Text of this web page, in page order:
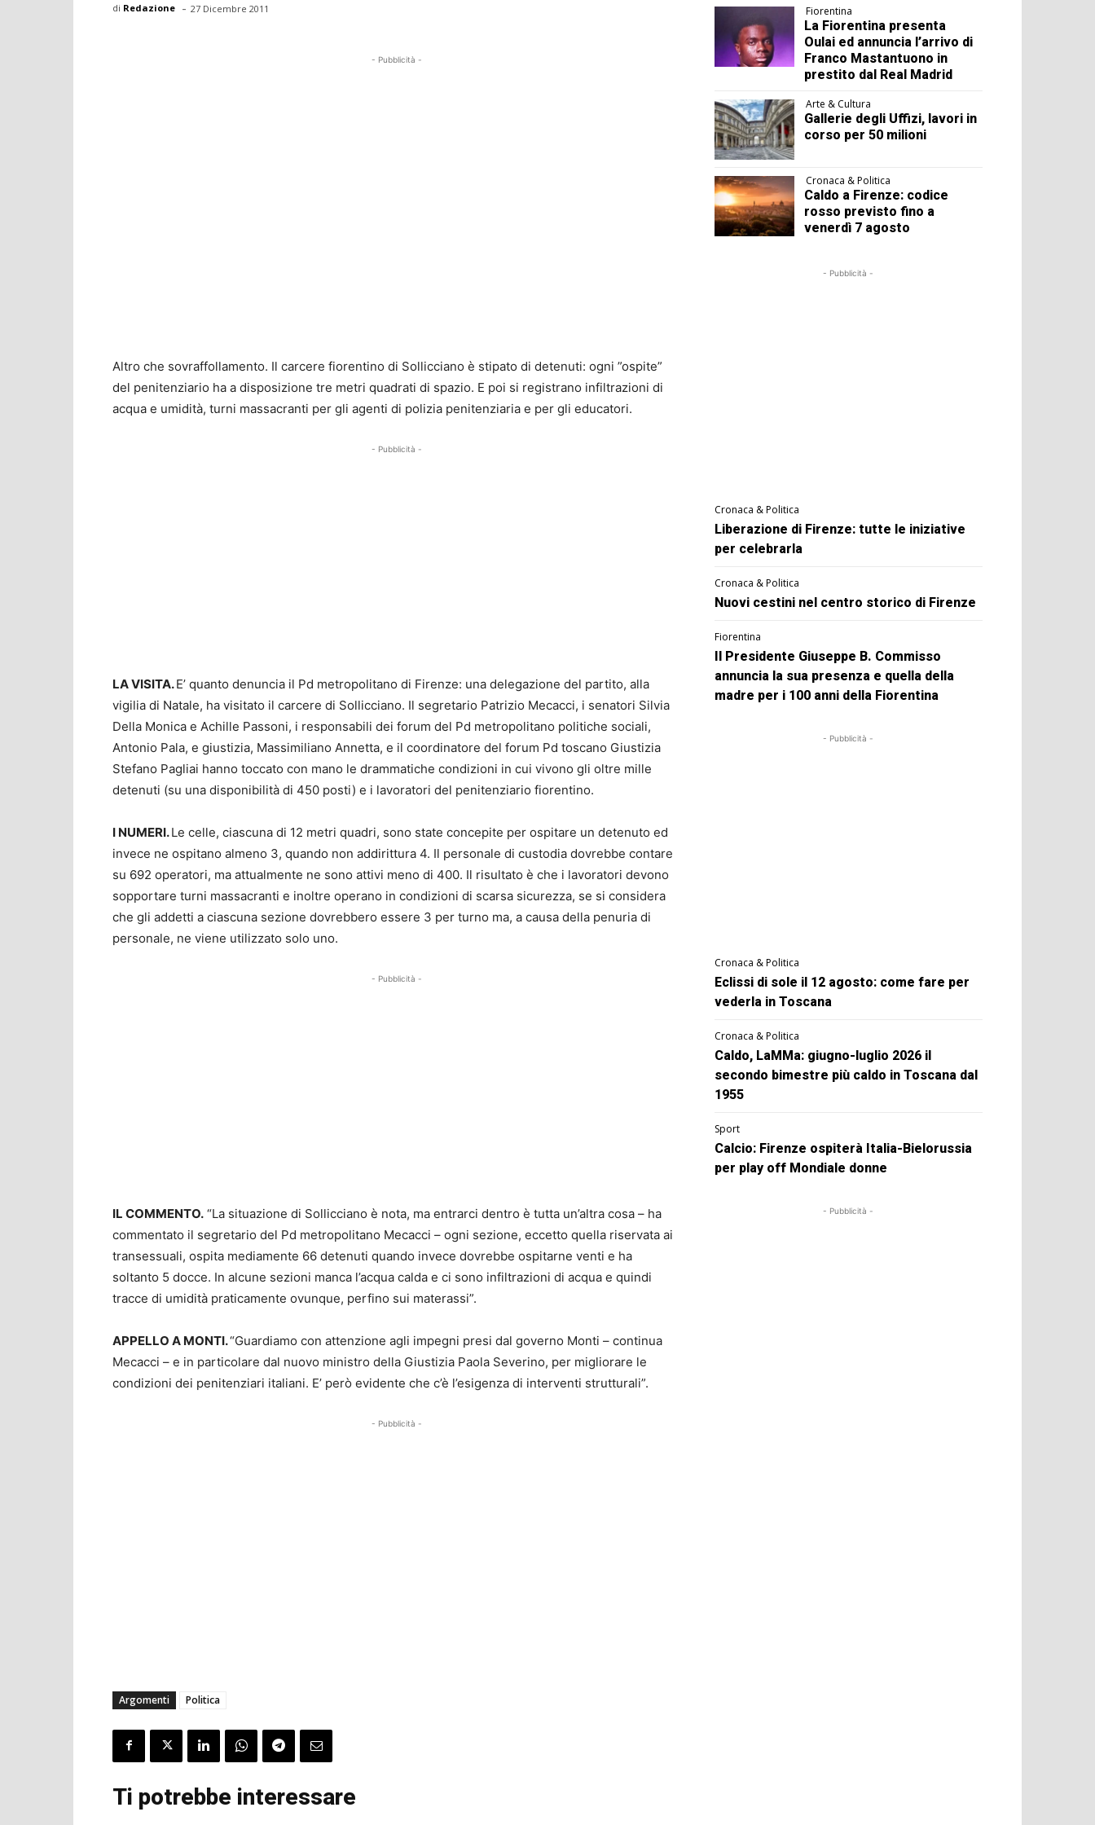
di Redazione - 27 Dicembre 2011
- Pubblicità -
Altro che sovraffollamento. Il carcere fiorentino di Sollicciano è stipato di detenuti: ogni ”ospite”
del penitenziario ha a disposizione tre metri quadrati di spazio. E poi si registrano infiltrazioni di
acqua e umidità, turni massacranti per gli agenti di polizia penitenziaria e per gli educatori.
- Pubblicità -
LA VISITA.E’ quanto denuncia il Pd metropolitano di Firenze: una delegazione del partito, alla
vigilia di Natale, ha visitato il carcere di Sollicciano. Il segretario Patrizio Mecacci, i senatori Silvia
Della Monica e Achille Passoni, i responsabili dei forum del Pd metropolitano politiche sociali,
Antonio Pala, e giustizia, Massimiliano Annetta, e il coordinatore del forum Pd toscano Giustizia
Stefano Pagliai hanno toccato con mano le drammatiche condizioni in cui vivono gli oltre mille
detenuti (su una disponibilità di 450 posti) e i lavoratori del penitenziario fiorentino.
I NUMERI.Le celle, ciascuna di 12 metri quadri, sono state concepite per ospitare un detenuto ed
invece ne ospitano almeno 3, quando non addirittura 4. Il personale di custodia dovrebbe contare
su 692 operatori, ma attualmente ne sono attivi meno di 400. Il risultato è che i lavoratori devono
sopportare turni massacranti e inoltre operano in condizioni di scarsa sicurezza, se si considera
che gli addetti a ciascuna sezione dovrebbero essere 3 per turno ma, a causa della penuria di
personale, ne viene utilizzato solo uno.
- Pubblicità -
IL COMMENTO. “La situazione di Sollicciano è nota, ma entrarci dentro è tutta un’altra cosa – ha
commentato il segretario del Pd metropolitano Mecacci – ogni sezione, eccetto quella riservata ai
transessuali, ospita mediamente 66 detenuti quando invece dovrebbe ospitarne venti e ha
soltanto 5 docce. In alcune sezioni manca l’acqua calda e ci sono infiltrazioni di acqua e quindi
tracce di umidità praticamente ovunque, perfino sui materassi”.
APPELLO A MONTI.“Guardiamo con attenzione agli impegni presi dal governo Monti – continua
Mecacci – e in particolare dal nuovo ministro della Giustizia Paola Severino, per migliorare le
condizioni dei penitenziari italiani. E’ però evidente che c’è l’esigenza di interventi strutturali”.
- Pubblicità -
Argomenti Politica
Ti potrebbe interessare
Fiorentina
La Fiorentina presenta
Oulai ed annuncia l’arrivo di
Franco Mastantuono in
prestito dal Real Madrid
Arte & Cultura
Gallerie degli Uffizi, lavori in
corso per 50 milioni
Cronaca & Politica
Caldo a Firenze: codice
rosso previsto fino a
venerdì 7 agosto
- Pubblicità -
Cronaca & Politica
Liberazione di Firenze: tutte le iniziative
per celebrarla
Cronaca & Politica
Nuovi cestini nel centro storico di Firenze
Fiorentina
Il Presidente Giuseppe B. Commisso
annuncia la sua presenza e quella della
madre per i 100 anni della Fiorentina
- Pubblicità -
Cronaca & Politica
Eclissi di sole il 12 agosto: come fare per
vederla in Toscana
Cronaca & Politica
Caldo, LaMMa: giugno-luglio 2026 il
secondo bimestre più caldo in Toscana dal
1955
Sport
Calcio: Firenze ospiterà Italia-Bielorussia
per play off Mondiale donne
- Pubblicità -